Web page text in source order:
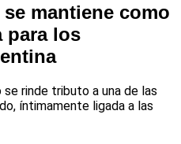
mantiene como
para los
rinde tributo a una de las
íntimamente ligada a las